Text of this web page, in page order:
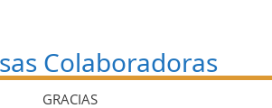
Colaboradoras
GRACIAS